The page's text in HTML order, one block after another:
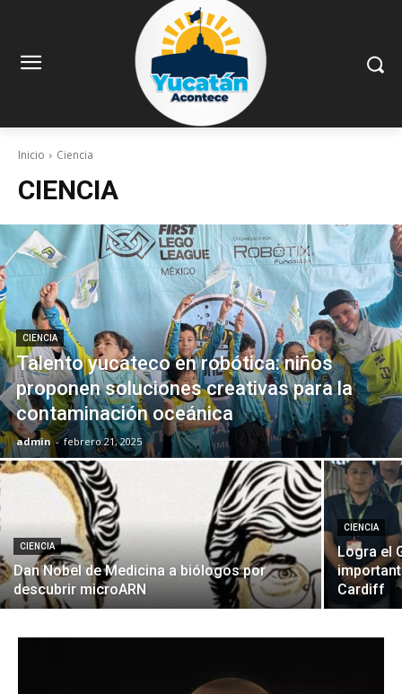
Inicio Ciencia
CIENCIA
CIENCIA
Talento yucateco en robótica: niños
proponen soluciones creativas para la
contaminación oceánica
admin - febrero 21, 2025
CIENCIA
Dan Nobel de Medicina a biólogos por
descubrir microARN
CIENCIA
Logra el
Cardiff